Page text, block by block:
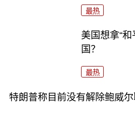
最热
美国想拿“
国？
最热
特朗普称目前没有解除鲍威尔